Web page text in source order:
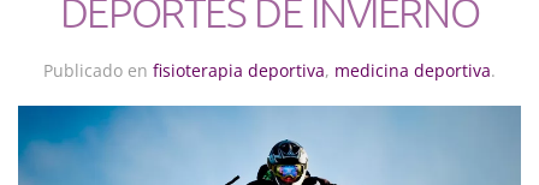
DEPORTES DE INVIERNO
Publicado en fisioterapia deportiva, medicina deportiva.